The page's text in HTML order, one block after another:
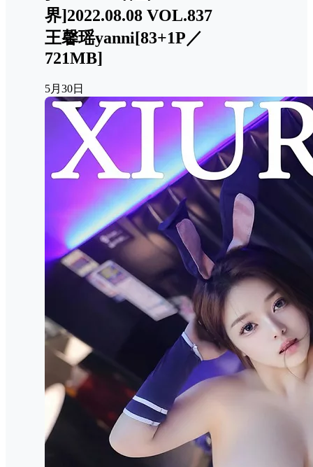
界]2022.08.08 VOL.837
王馨瑶yanni[83+1P／
721MB]
5月30日